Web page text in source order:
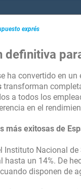
servicio que pone en
exprés
definitiva
ha convertido en
transforman
a todos los
en el
más exitosas de
Nacional
un 14%. De
disponen de